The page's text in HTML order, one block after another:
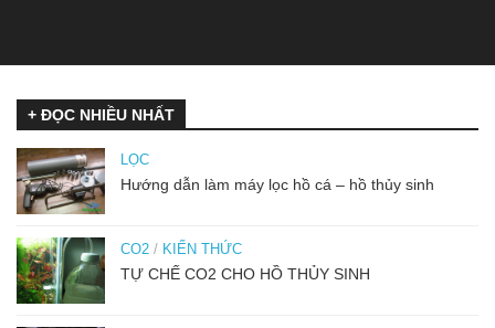
+ ĐỌC NHIỀU NHẤT
LỌC
Hướng dẫn làm máy lọc hồ cá – hồ thủy sinh
CO2 / KIẾN THỨC
TỰ CHẾ CO2 CHO HỒ THỦY SINH